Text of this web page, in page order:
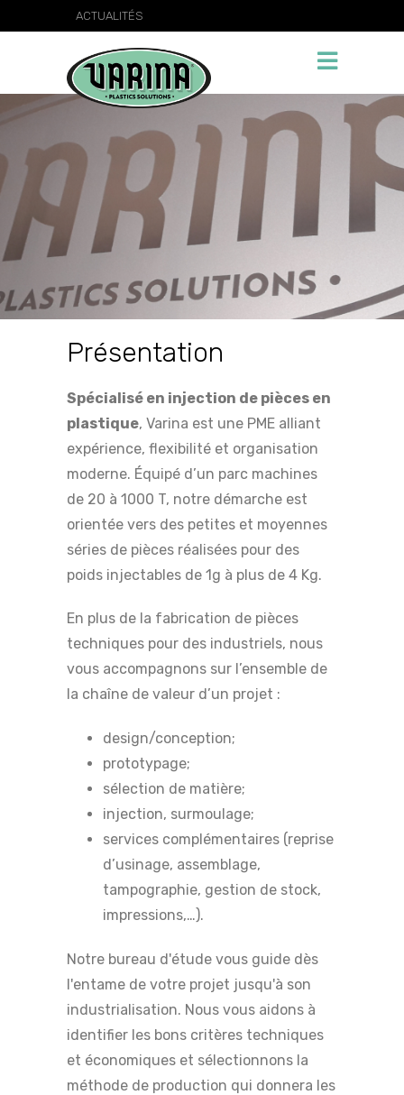
ACTUALITÉS
Présentation
Spécialisé en injection de pièces en
plastique, Varina est une PME alliant
expérience, flexibilité et organisation
moderne. Équipé d’un parc machines
de 20 à 1000 T, notre démarche est
orientée vers des petites et moyennes
séries de pièces réalisées pour des
poids injectables de 1g à plus de 4 Kg.
En plus de la fabrication de pièces
techniques pour des industriels, nous
vous accompagnons sur l’ensemble de
la chaîne de valeur d’un projet :
design/conception;
prototypage;
sélection de matière;
injection, surmoulage;
services complémentaires (reprise
d’usinage, assemblage,
tampographie, gestion de stock,
impressions,…).
Notre bureau d'étude vous guide dès
l'entame de votre projet jusqu'à son
industrialisation. Nous vous aidons à
identifier les bons critères techniques
et économiques et sélectionnons la
méthode de production qui donnera les